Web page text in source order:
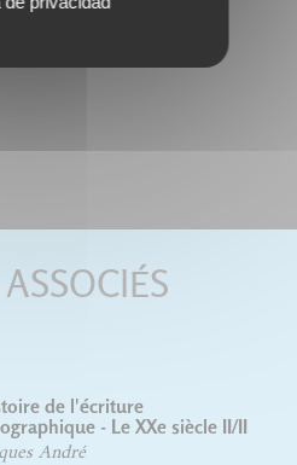
de l'écriture
- Le XXe siècle II/II
André